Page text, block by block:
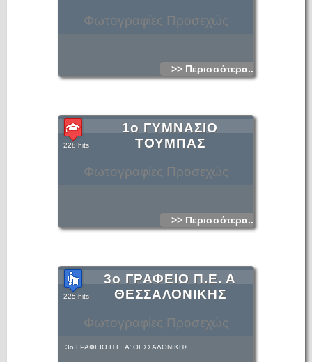
Φωτογραφίες Προσεχώς
>> Περισσότερα...
Φωτογραφίες Προσεχώς
1ο ΓΥΜΝΑΣΙΟ
ΤΟΥΜΠΑΣ
228 hits
>> Περισσότερα...
Φωτογραφίες Προσεχώς
3ο ΓΡΑΦΕΙΟ Π.Ε. Α
ΘΕΣΣΑΛΟΝΙΚΗΣ
225 hits
3ο ΓΡΑΦΕΙΟ Π.Ε. Α' ΘΕΣΣΑΛΟΝΙΚΗΣ